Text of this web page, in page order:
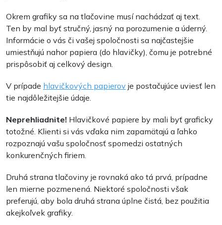
Okrem grafiky sa na tlačovine musí nachádzať aj text.
Ten by mal byť stručný, jasný na porozumenie a úderný.
Informácie o vás či vašej spoločnosti sa najčastejšie
umiestňujú nahor papiera (do hlavičky), čomu je potrebné
prispôsobiť aj celkový design.
V prípade hlavičkových papierov je postačujúce uviesť len
tie najdôležitejšie údaje.
Neprehliadnite! Hlavičkové papiere by mali byť graficky
totožné. Klienti si vás vďaka nim zapamätajú a ľahko
rozpoznajú vašu spoločnosť spomedzi ostatných
konkurenčných firiem.
Druhá strana tlačoviny je rovnaká ako tá prvá, prípadne
len mierne pozmenená. Niektoré spoločnosti však
preferujú, aby bola druhá strana úplne čistá, bez použitia
akejkoľvek grafiky.